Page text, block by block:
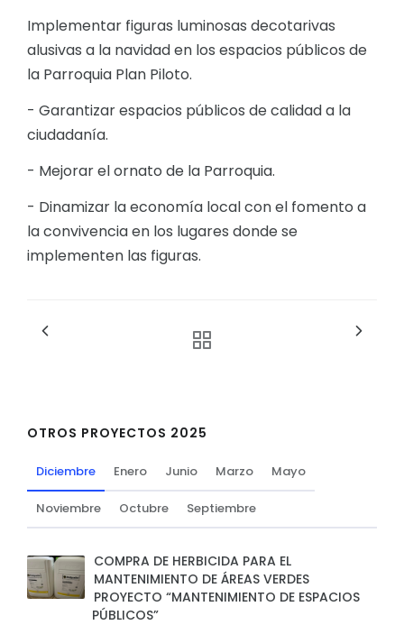
Implementar figuras luminosas decotarivas
alusivas a la navidad en los espacios públicos de
la Parroquia Plan Piloto.
- Garantizar espacios públicos de calidad a la
ciudadanía.
- Mejorar el ornato de la Parroquia.
- Dinamizar la economía local con el fomento a
la convivencia en los lugares donde se
implementen las figuras.
OTROS PROYECTOS 2025
Diciembre Enero Junio Marzo Mayo
Noviembre Octubre Septiembre
COMPRA DE HERBICIDA PARA EL
MANTENIMIENTO DE ÁREAS VERDES
PROYECTO “MANTENIMIENTO DE ESPACIOS
PÚBLICOS”